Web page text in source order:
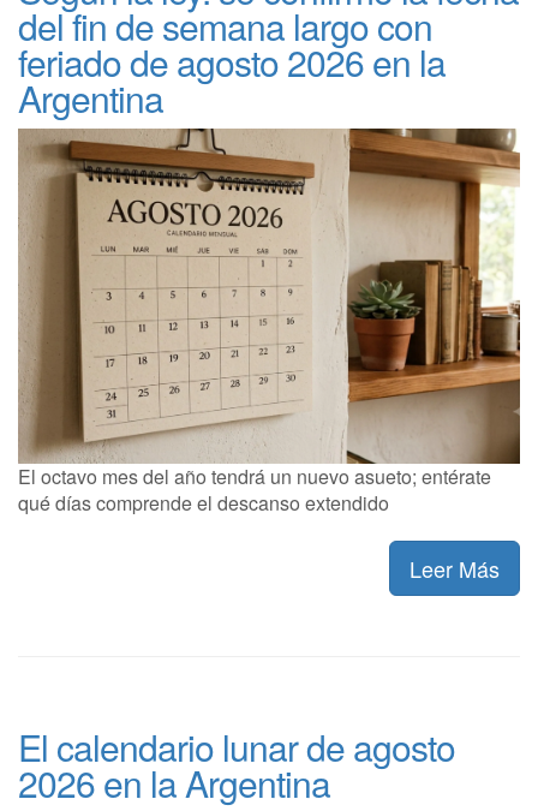
del fin de semana largo con
feriado de agosto 2026 en la
Argentina
El octavo mes del año tendrá un nuevo asueto; entérate
qué días comprende el descanso extendido
Leer Más
El calendario lunar de agosto
2026 en la Argentina